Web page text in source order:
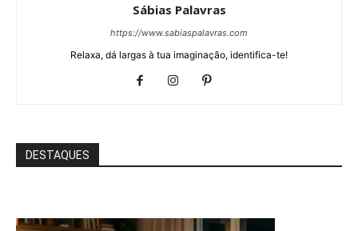
Sábias Palavras
https://www.sabiaspalavras.com
Relaxa, dá largas à tua imaginação, identifica-te!
DESTAQUES